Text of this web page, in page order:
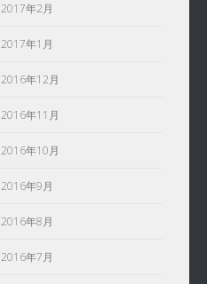
2017年2月
2017年1月
2016年12月
2016年11月
2016年10月
2016年9月
2016年8月
2016年7月